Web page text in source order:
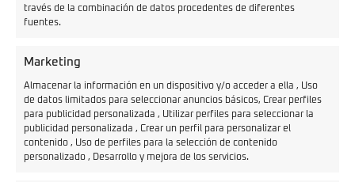
través de la combinación de datos procedentes de diferentes
fuentes.
Marketing
Almacenar la información en un dispositivo y/o acceder a ella , Uso
de datos limitados para seleccionar anuncios básicos, Crear perfiles
para publicidad personalizada , Utilizar perfiles para seleccionar la
publicidad personalizada , Crear un perfil para personalizar el
contenido , Uso de perfiles para la selección de contenido
personalizado , Desarrollo y mejora de los servicios.
componentes extra que sí tienen otros modelos
equivalentes de la competencia.